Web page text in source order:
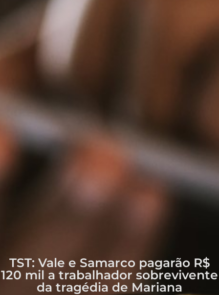
TST: Vale e Samarco pagarão R$
120 mil a trabalhador sobrevivente
da tragédia de Mariana